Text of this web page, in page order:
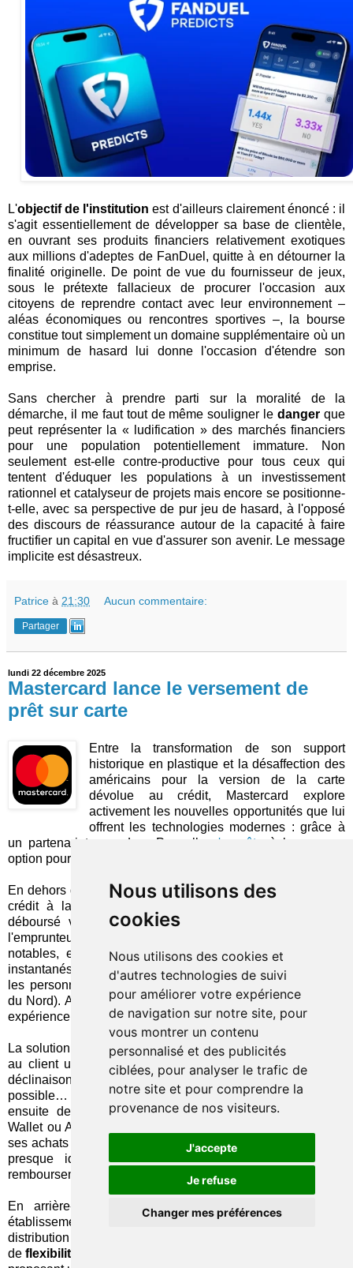
Nous utilisons des
cookies
Nous utilisons des cookies et
d'autres technologies de suivi
pour améliorer votre expérience
de navigation sur notre site, pour
vous montrer un contenu
personnalisé et des publicités
ciblées, pour analyser le trafic de
notre site et pour comprendre la
provenance de nos visiteurs.
J'accepte
Je refuse
Changer mes préférences
L'objectif de l'institution est d'ailleurs clairement énoncé : il
s'agit essentiellement de développer sa base de clientèle,
en ouvrant ses produits financiers relativement exotiques
aux millions d'adeptes de FanDuel, quitte à en détourner la
finalité originelle. De point de vue du fournisseur de jeux,
sous le prétexte fallacieux de procurer l'occasion aux
citoyens de reprendre contact avec leur environnement –
aléas économiques ou rencontres sportives –, la bourse
constitue tout simplement un domaine supplémentaire où un
minimum de hasard lui donne l'occasion d'étendre son
emprise.
Sans chercher à prendre parti sur la moralité de la
démarche, il me faut tout de même souligner ledanger que
peut représenter la « ludification » des marchés financiers
pour une population potentiellement immature. Non
seulement est-elle contre-productive pour tous ceux qui
tentent d'éduquer les populations à un investissement
rationnel et catalyseur de projets mais encore se positionne-
t-elle, avec sa perspective de pur jeu de hasard, à l'opposé
des discours de réassurance autour de la capacité à faire
fructifier un capital en vue d'assurer son avenir. Le message
implicite est désastreux.
Patrice à 21:30 Aucun commentaire:
Partager
lundi 22 décembre 2025
Mastercard lance le versement de
prêt sur carte
Entre la transformation de son support
historique en plastique et la désaffection des
américains pour la version de la carte
dévolue au crédit, Mastercard explore
activement les nouvelles opportunités que lui
offrent les technologies modernes : grâce à
un partenariat avec LoanPro, elle
s'apprête
à lancer une
option pour le
En dehors des cas de financement d'un achat spécifique, le
crédit à la consommation non affecté est généralement
déboursé via untransfertvers le compte bancaire de
l'emprunteur… qui présente quelques inconvénients
notables, entre autres de réactivité (quand les virements
instantanés ne sont pas systématiques) ou d'exclusion (pour
les personnes non bancarisées, nombreuses en Amérique
du Nord). Aujourd'hui, les téléphone mobiles autorisent une
expérience plus fluide et plus universelle.
La solution introduite par Mastercard consiste donc à fournir
au client une
carte virtuelle
dès le crédit accordé – une
déclinaison avec une carte physique est également
possible… sans garantir la même instantanéité. Il lui suffit
ensuite de l'enregistrer dans son porte-monnaie Google
Wallet ou Apple Pay. En un tournemain, il peut alors régler
ses achats dans tous les commerces affiliés. Le résultat est
presque identique à une carte de crédit… avec un
remboursement par échéances fixes, plus facile à maîtriser.
En arrière-plan, LoanPro mettra à la disposition des
établissements de crédit intéressés sa plate-forme de
distribution de prêts par API, qui leur procure un maximum
deflexibilité